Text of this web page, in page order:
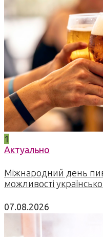
1
Актуально
Міжнародний день
можливості
07.08.2026